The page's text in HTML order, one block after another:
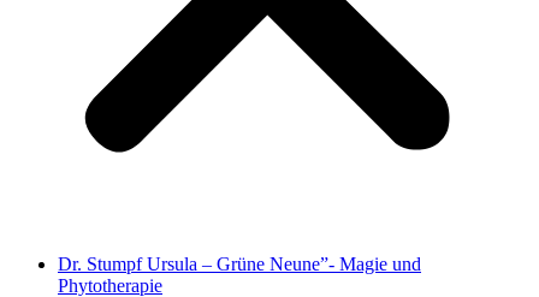
Dr. Stumpf Ursula – Grüne Neune”- Magie und
Phytotherapie